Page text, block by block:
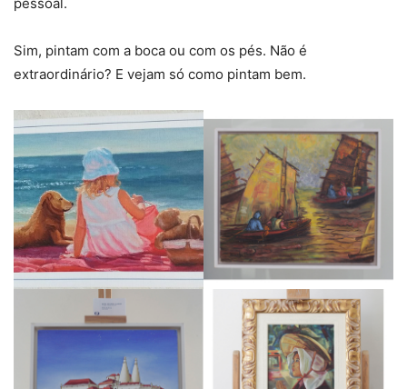
pessoal.
Sim, pintam com a boca ou com os pés. Não é
extraordinário? E vejam só como pintam bem.